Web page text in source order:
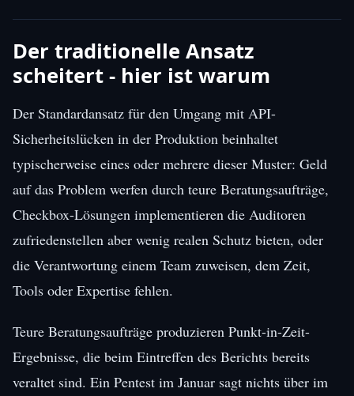
Der traditionelle Ansatz
scheitert - hier ist warum
Der Standardansatz für den Umgang mit API-
Sicherheitslücken in der Produktion beinhaltet
typischerweise eines oder mehrere dieser Muster: Geld
auf das Problem werfen durch teure Beratungsaufträge,
Checkbox-Lösungen implementieren die Auditoren
zufriedenstellen aber wenig realen Schutz bieten, oder
die Verantwortung einem Team zuweisen, dem Zeit,
Tools oder Expertise fehlen.
Teure Beratungsaufträge produzieren Punkt-in-Zeit-
Ergebnisse, die beim Eintreffen des Berichts bereits
veraltet sind. Ein Pentest im Januar sagt nichts über im